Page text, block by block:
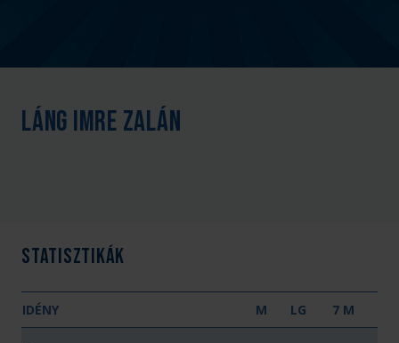
Láng Imre Zalán
Statisztikák
IDÉNY M LG 7 M